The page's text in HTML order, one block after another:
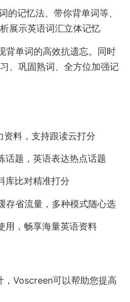
的记忆法、带你背单词等、
展示英语词汇立体记忆
背单词的高效抗遗忘。同时
、巩固熟词、全方位加强记
资料，支持跟读云打分
话题，英语表达热点话题
库比对精准打分
存省流量，多种模式随心选
用，畅享海量英语资料
，Voscreen可以帮助您提高